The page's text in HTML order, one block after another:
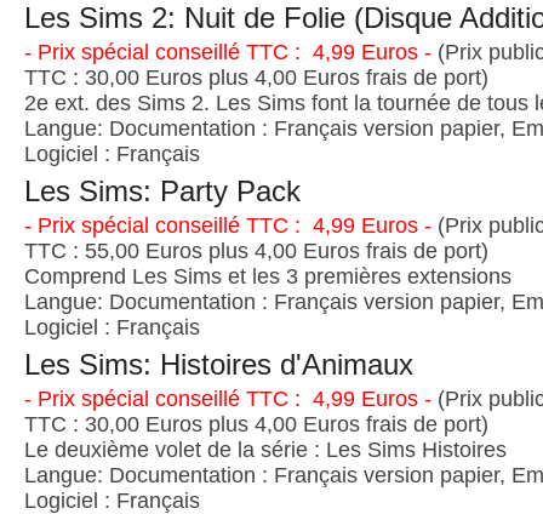
Les Sims 2: Nuit de Folie (Disque
- Prix spécial conseillé TTC : 4,99 Euros - (Prix
TTC : 30,00 Euros plus 4,00 Euros frais de port)
2e ext. des Sims 2. Les Sims font la tournée de tous
Langue: Documentation : Français version papier,
Logiciel : Français
Les Sims: Party Pack
- Prix spécial conseillé TTC : 4,99 Euros - (Prix
TTC : 55,00 Euros plus 4,00 Euros frais de port)
Comprend Les Sims et les 3 premières extensions
Langue: Documentation : Français version papier,
Logiciel : Français
Les Sims: Histoires d'Animaux
- Prix spécial conseillé TTC : 4,99 Euros - (Prix
TTC : 30,00 Euros plus 4,00 Euros frais de port)
Le deuxième volet de la série : Les Sims Histoires
Langue: Documentation : Français version papier,
Logiciel : Français